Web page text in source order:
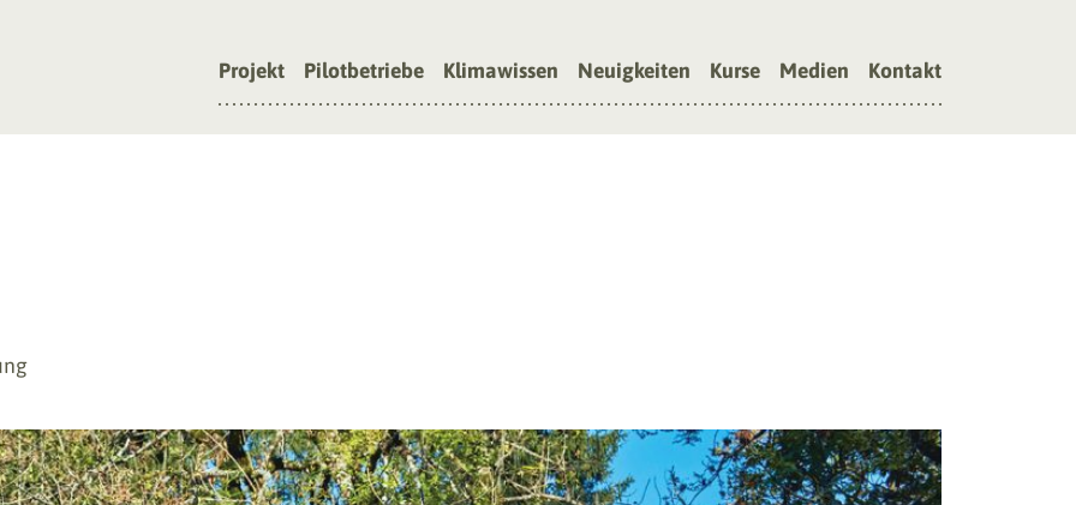
Projekt Pilotbetriebe Klimawissen Neuigkeiten Kurse Medien Kontakt